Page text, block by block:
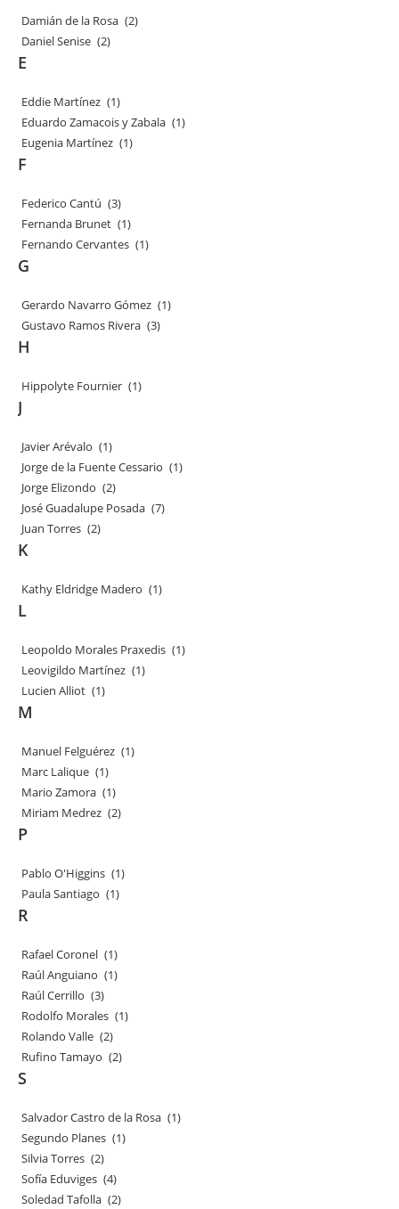
Damián de la Rosa (2)
Daniel Senise (2)
E
Eddie Martínez (1)
Eduardo Zamacois y Zabala (1)
Eugenia Martínez (1)
F
Federico Cantú (3)
Fernanda Brunet (1)
Fernando Cervantes (1)
G
Gerardo Navarro Gómez (1)
Gustavo Ramos Rivera (3)
H
Hippolyte Fournier (1)
J
Javier Arévalo (1)
Jorge de la Fuente Cessario (1)
Jorge Elizondo (2)
José Guadalupe Posada (7)
Juan Torres (2)
K
Kathy Eldridge Madero (1)
L
Leopoldo Morales Praxedis (1)
Leovigildo Martínez (1)
Lucien Alliot (1)
M
Manuel Felguérez (1)
Marc Lalique (1)
Mario Zamora (1)
Miriam Medrez (2)
P
Pablo O'Higgins (1)
Paula Santiago (1)
R
Rafael Coronel (1)
Raúl Anguiano (1)
Raúl Cerrillo (3)
Rodolfo Morales (1)
Rolando Valle (2)
Rufino Tamayo (2)
S
Salvador Castro de la Rosa (1)
Segundo Planes (1)
Silvia Torres (2)
Sofía Eduviges (4)
Soledad Tafolla (2)